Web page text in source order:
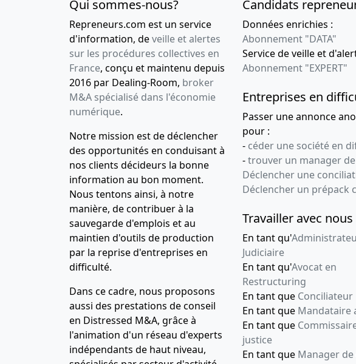
13-07-2004
01-01-2002
19-08-1999
30-01-1997
30-01-1997
01-01-1997
Qui sommes-nous?
Repreneurs.com est un service
d'information, deveille et alertes
sur les procédures collectives en
France, conçu et maintenu depuis
2016 par Dealing-Room, broker
M&A spécialisé dans l'économie
numérique.
Notre mission est de déclencher
des opportunités en conduisant à
nos clients décideurs la bonne
information au bon moment.
Nous tentons ainsi, à notre
manière, de contribuer à la
sauvegarde d'emplois et au
maintien d'outils de production
par la reprise d'entreprises en
difficulté.
Dans ce cadre, nous proposons
aussi des prestations de conseil
en Distressed M&A, grâce à
l'animation d'un réseau d'experts
indépendants de haut niveau,
Candidats
Données enrichies :
Abonnement "DATA"
Service de veille et
Abonnement "EXPERT"
Entreprises en
Passer une annonce
pour :
- céder une société en
-trouver un manager
Déclencher une
Déclencher un prépack
Travailler avec nous
En tant qu'
Judiciaire
En tant qu'Avocat en
Restructuring
En tant que Conciliateur
En tant que Mandataire
En tant que
justice
En tant que Manager de